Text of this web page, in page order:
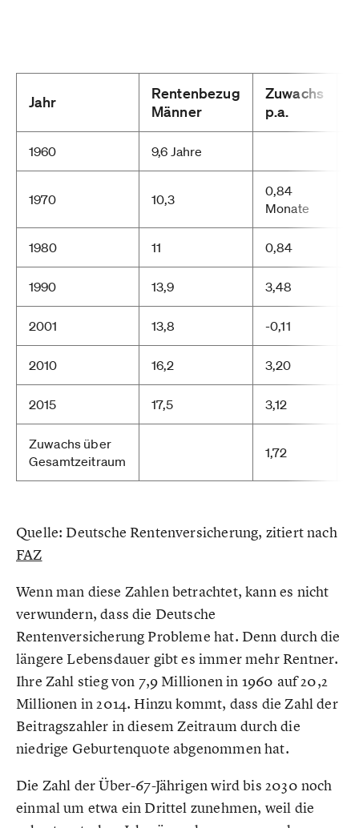
Jahr
Rentenbezug
Männer
Zuwachs
p.a.
1960 9,6 Jahre
1970 10,3
0,84
Monate
1980 11 0,84
1990 13,9 3,48
2001 13,8 -0,11
2010 16,2 3,20
2015 17,5 3,12
Zuwachs über
Gesamtzeitraum
1,72
Quelle: Deutsche Rentenversicherung, zitiert nach
FAZ
Wenn man diese Zahlen betrachtet, kann es nicht
verwundern, dass die Deutsche
Rentenversicherung Probleme hat. Denn durch die
längere Lebensdauer gibt es immer mehr Rentner.
Ihre Zahl stieg von 7,9 Millionen in 1960 auf 20,2
Millionen in 2014. Hinzu kommt, dass die Zahl der
Beitragszahler in diesem Zeitraum durch die
niedrige Geburtenquote abgenommen hat.
Die Zahl der Über-67-Jährigen wird bis 2030 noch
einmal um etwa ein Drittel zunehmen, weil die